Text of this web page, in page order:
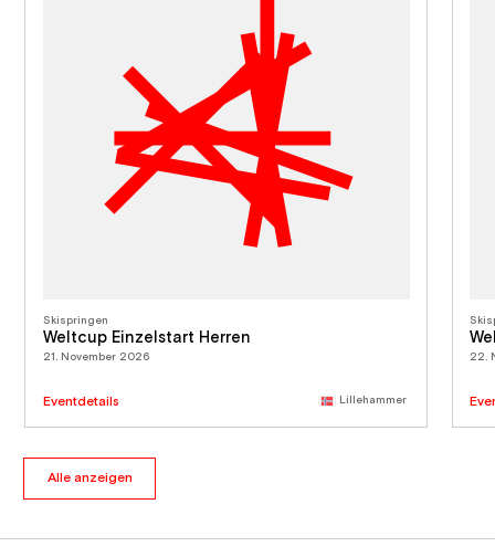
Skispringen
Weltcup Einzelstart Herren
21. November 2026
Eventdetails Lillehammer
22.
Alle anzeigen